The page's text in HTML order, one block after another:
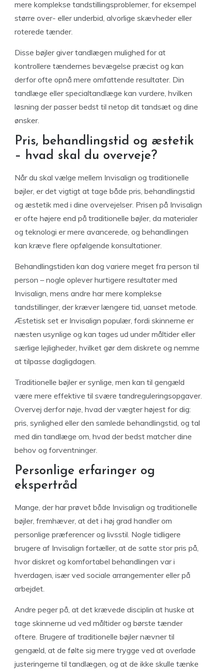
mere komplekse tandstillingsproblemer, for eksempel
større over- eller underbid, alvorlige skævheder eller
roterede tænder.
Disse bøjler giver tandlægen mulighed for at
kontrollere tændernes bevægelse præcist og kan
derfor ofte opnå mere omfattende resultater. Din
tandlæge eller specialtandlæge kan vurdere, hvilken
løsning der passer bedst til netop dit tandsæt og dine
ønsker.
Pris, behandlingstid og æstetik
– hvad skal du overveje?
Når du skal vælge mellem Invisalign og traditionelle
bøjler, er det vigtigt at tage både pris, behandlingstid
og æstetik med i dine overvejelser. Prisen på Invisalign
er ofte højere end på traditionelle bøjler, da materialer
og teknologi er mere avancerede, og behandlingen
kan kræve flere opfølgende konsultationer.
Behandlingstiden kan dog variere meget fra person til
person – nogle oplever hurtigere resultater med
Invisalign, mens andre har mere komplekse
tandstillinger, der kræver længere tid, uanset metode.
Æstetisk set er Invisalign populær, fordi skinnerne er
næsten usynlige og kan tages ud under måltider eller
særlige lejligheder, hvilket gør dem diskrete og nemme
at tilpasse dagligdagen.
Traditionelle bøjler er synlige, men kan til gengæld
være mere effektive til svære tandreguleringsopgaver.
Overvej derfor nøje, hvad der vægter højest for dig:
pris, synlighed eller den samlede behandlingstid, og tal
med din tandlæge om, hvad der bedst matcher dine
behov og forventninger.
Personlige erfaringer og
ekspertråd
Mange, der har prøvet både Invisalign og traditionelle
bøjler, fremhæver, at det i høj grad handler om
personlige præferencer og livsstil. Nogle tidligere
brugere af Invisalign fortæller, at de satte stor pris på,
hvor diskret og komfortabel behandlingen var i
hverdagen, især ved sociale arrangementer eller på
arbejdet.
Andre peger på, at det krævede disciplin at huske at
tage skinnerne ud ved måltider og børste tænder
oftere. Brugere af traditionelle bøjler nævner til
gengæld, at de følte sig mere trygge ved at overlade
justeringerne til tandlægen, og at de ikke skulle tænke